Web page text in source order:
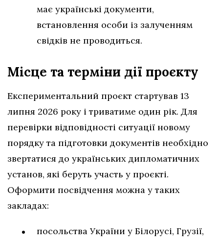
має українські документи,
встановлення особи із залученням
свідків не проводиться.
Місце та терміни дії проєкту
Експериментальний проєкт стартував 13
липня 2026 року і триватиме один рік. Для
перевірки відповідності ситуації новому
порядку та підготовки документів необхідно
звертатися до українських дипломатичних
установ, які беруть участь у проєкті.
Оформити посвідчення можна у таких
закладах:
посольства України у Білорусі, Грузії,